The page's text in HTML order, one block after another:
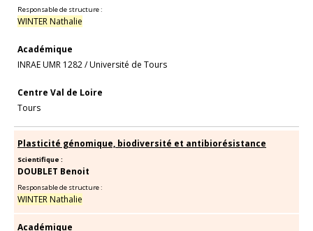
Responsable de structure :
WINTER Nathalie
Académique
INRAE UMR 1282/Université de Tours
Centre Val de Loire
Tours
Plasticité génomique, biodiversité et antibiorésistance
Scientifique :
DOUBLET Benoit
Responsable de structure :
WINTER Nathalie
Académique